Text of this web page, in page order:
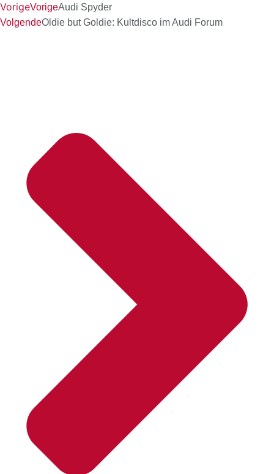
VorigeVorigeAudi Spyder
VolgendeOldie but Goldie: Kultdisco im Audi Forum